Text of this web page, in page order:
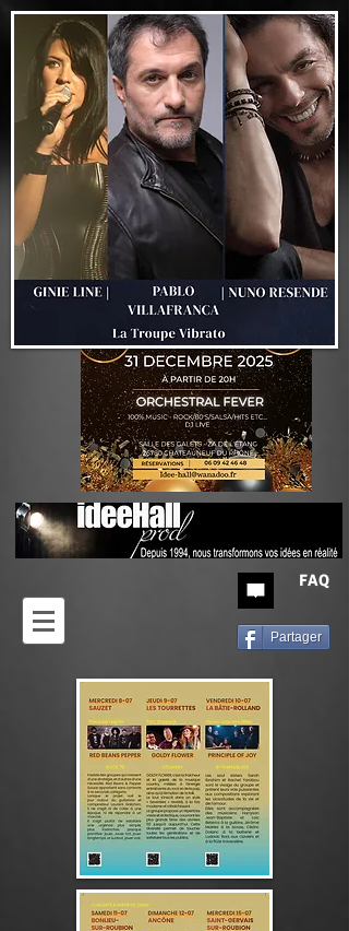
FAQ
Partager